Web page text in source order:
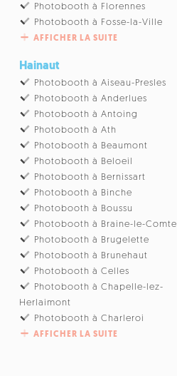
Photobooth à Florennes
Photobooth à Fosse-la-Ville
AFFICHER LA SUITE
Hainaut
Photobooth à Aiseau-Presles
Photobooth à Anderlues
Photobooth à Antoing
Photobooth à Ath
Photobooth à Beaumont
Photobooth à Beloeil
Photobooth à Bernissart
Photobooth à Binche
Photobooth à Boussu
Photobooth à Braine-le-Comte
Photobooth à Brugelette
Photobooth à Brunehaut
Photobooth à Celles
Photobooth à Chapelle-lez-
Herlaimont
Photobooth à Charleroi
AFFICHER LA SUITE